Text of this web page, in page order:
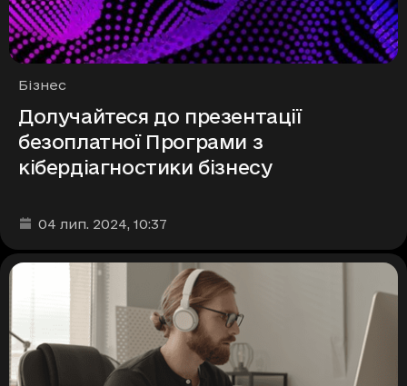
Рубрики
Бізнес
Долучайтеся до презентації
безоплатної Програми з
кібердіагностики бізнесу
Дата та час публікації
04 лип. 2024, 10:37